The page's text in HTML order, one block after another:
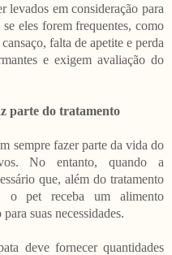
levados em consideração para
eles forem frequentes, como
falta de apetite e perda
e exigem avaliação do
parte do tratamento
sempre fazer parte da vida do
No entanto, quando a
que, além do tratamento
o pet receba um alimento
suas necessidades.
deve fornecer quantidades